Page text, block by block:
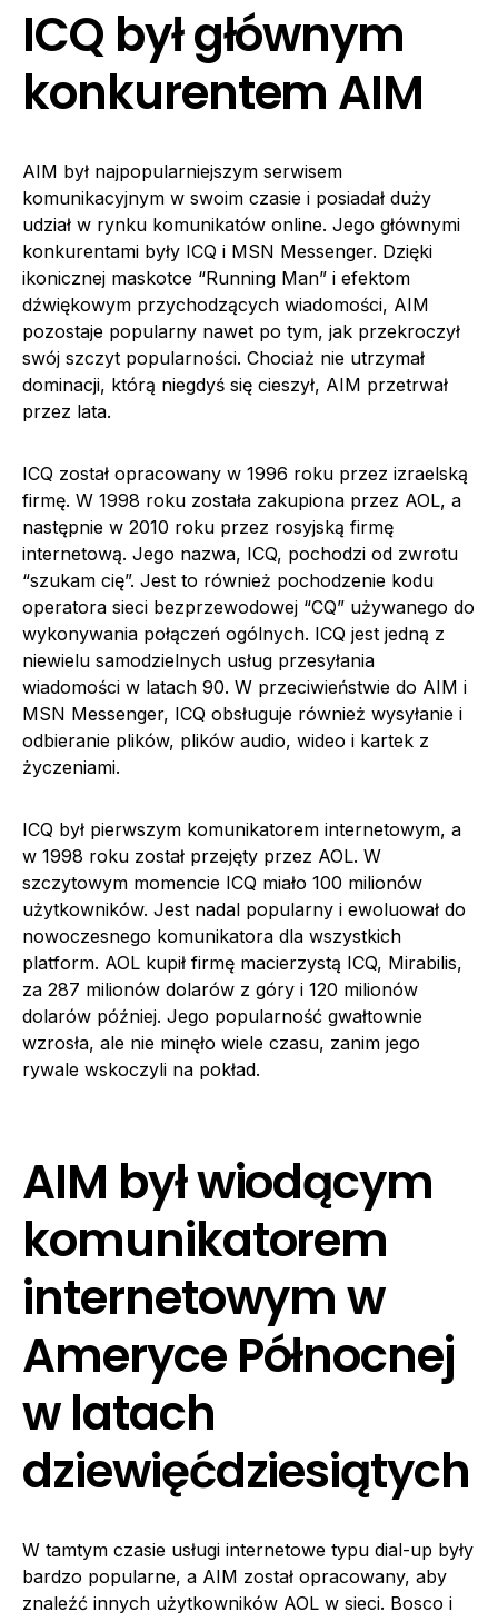
ICQ był głównym
konkurentem AIM
AIM był najpopularniejszym serwisem
komunikacyjnym w swoim czasie i posiadał duży
udział w rynku komunikatów online. Jego głównymi
konkurentami były ICQ i MSN Messenger. Dzięki
ikonicznej maskotce “Running Man” i efektom
dźwiękowym przychodzących wiadomości, AIM
pozostaje popularny nawet po tym, jak przekroczył
swój szczyt popularności. Chociaż nie utrzymał
dominacji, którą niegdyś się cieszył, AIM przetrwał
przez lata.
ICQ został opracowany w 1996 roku przez izraelską
firmę. W 1998 roku została zakupiona przez AOL, a
następnie w 2010 roku przez rosyjską firmę
internetową. Jego nazwa, ICQ, pochodzi od zwrotu
“szukam cię”. Jest to również pochodzenie kodu
operatora sieci bezprzewodowej “CQ” używanego do
wykonywania połączeń ogólnych. ICQ jest jedną z
niewielu samodzielnych usług przesyłania
wiadomości w latach 90. W przeciwieństwie do AIM i
MSN Messenger, ICQ obsługuje również wysyłanie i
odbieranie plików, plików audio, wideo i kartek z
życzeniami.
ICQ był pierwszym komunikatorem internetowym, a
w 1998 roku został przejęty przez AOL. W
szczytowym momencie ICQ miało 100 milionów
użytkowników. Jest nadal popularny i ewoluował do
nowoczesnego komunikatora dla wszystkich
platform. AOL kupił firmę macierzystą ICQ, Mirabilis,
za 287 milionów dolarów z góry i 120 milionów
dolarów później. Jego popularność gwałtownie
wzrosła, ale nie minęło wiele czasu, zanim jego
rywale wskoczyli na pokład.
AIM był wiodącym
komunikatorem
internetowym w
Ameryce Północnej
w latach
dziewięćdziesiątych
W tamtym czasie usługi internetowe typu dial-up były
bardzo popularne, a AIM został opracowany, aby
znaleźć innych użytkowników AOL w sieci. Bosco i